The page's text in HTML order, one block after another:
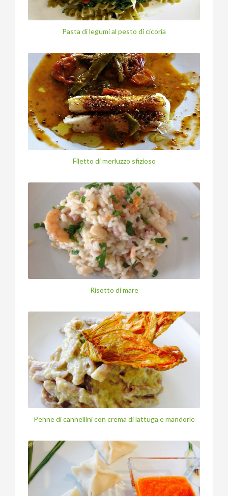
Pasta di legumi al pesto di cicoria
Filetto di merluzzo sfizioso
Risotto di mare
Penne di cannellini con crema di lattuga e mandorle